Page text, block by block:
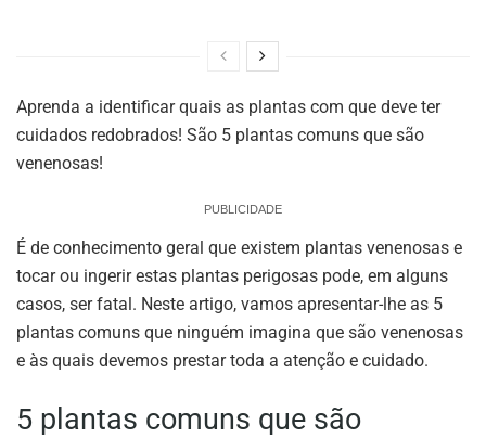
Aprenda a identificar quais as plantas com que deve ter
cuidados redobrados! São 5 plantas comuns que são
venenosas!
PUBLICIDADE
É de conhecimento geral que existem plantas venenosas e
tocar ou ingerir estas plantas perigosas pode, em alguns
casos, ser fatal. Neste artigo, vamos apresentar-lhe as 5
plantas comuns que ninguém imagina que são venenosas
e às quais devemos prestar toda a atenção e cuidado.
5 plantas comuns que são